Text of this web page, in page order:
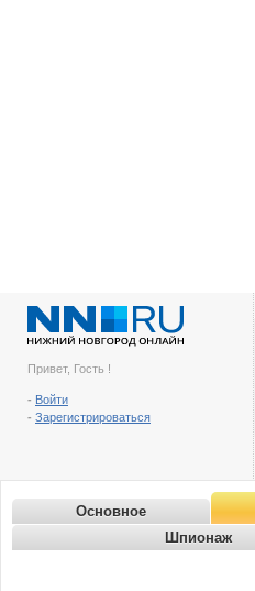
Привет, Гость !
- Войти
- Зарегистрироваться
Основное
Шпионаж